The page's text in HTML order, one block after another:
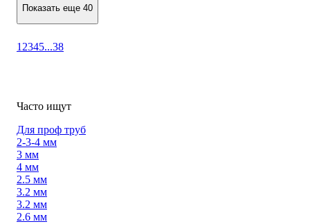
Показать еще 40
1 2345...38
Часто ищут
Для проф труб
2-3-4 мм
3 мм
4 мм
2.5 мм
3.2 мм
3.2 мм
2.6 мм